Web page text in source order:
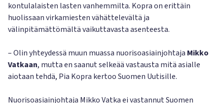
kontulalaisten lasten vanhemmilta. Kopra on erittäin
huolissaan virkamiesten vähättelevältä ja
välinpitämättömältä vaikuttavasta asenteesta.
– Olin yhteydessä muun muassa nuorisoasiainjohtaja Mikko
Vatkaan, mutta en saanut selkeää vastausta mitä asialle
aiotaan tehdä, Pia Kopra kertoo Suomen Uutisille.
Nuorisoasiainjohtaja Mikko Vatka ei vastannut Suomen